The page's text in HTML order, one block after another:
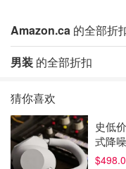
Amazon.ca 的全部折
男装 的全部折扣
猜你喜欢
史低
式降